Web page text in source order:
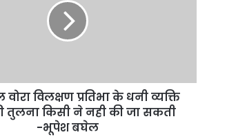
विलक्षण प्रतिभा के धनी व्यक्ति
तुलना किसी ने नही की जा सकती
-भूपेश बघेल